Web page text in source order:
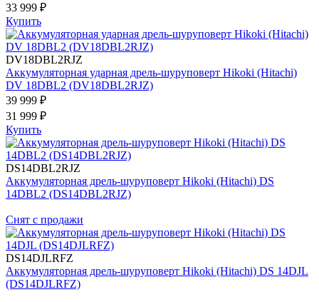
33 999 ₽
Купить
DV18DBL2RJZ
Аккумуляторная ударная дрель-шуруповерт Hikoki (Hitachi)
DV 18DBL2 (DV18DBL2RJZ)
39 999 ₽
31 999 ₽
Купить
DS14DBL2RJZ
Аккумуляторная дрель-шуруповерт Hikoki (Hitachi) DS
14DBL2 (DS14DBL2RJZ)
Снят с продажи
DS14DJLRFZ
Аккумуляторная дрель-шуруповерт Hikoki (Hitachi) DS 14DJL
(DS14DJLRFZ)